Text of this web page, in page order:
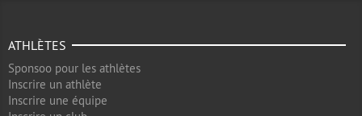
ATHLÈTES
Sponsoo pour les athlètes
Inscrire un athlète
Inscrire une équipe